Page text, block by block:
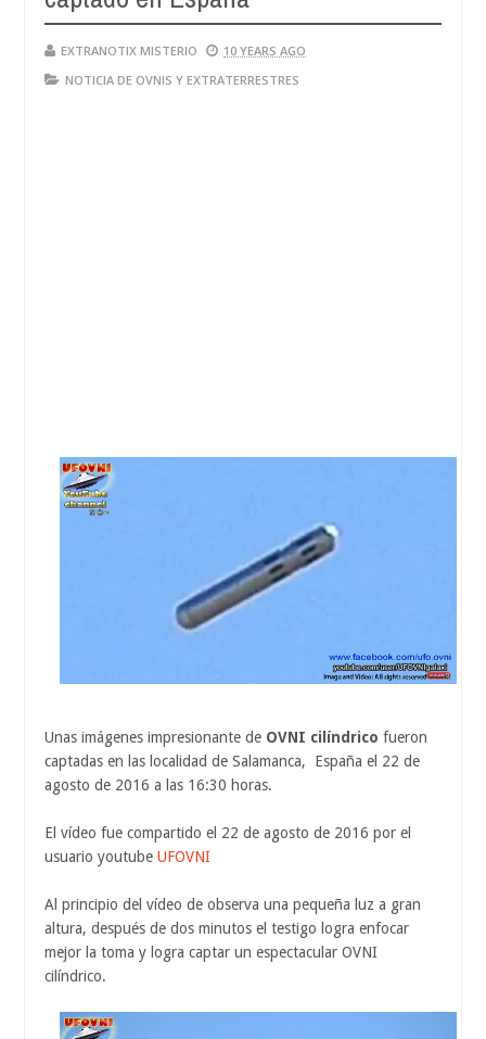
EXTRANOTIX MISTERIO
10 YEARS AGO
NOTICIA DE OVNIS Y EXTRATERRESTRES
Unas imágenes impresionante de OVNI cilíndrico fueron
captadas en las localidad de Salamanca, España el 22 de
agosto de 2016 a las 16:30 horas.
El vídeo fue compartido el 22 de agosto de 2016 por el
usuario youtube UFOVNI
Al principio del vídeo de observa una pequeña luz a gran
altura, después de dos minutos el testigo logra enfocar
mejor la toma y logra captar un espectacular OVNI
cilíndrico.